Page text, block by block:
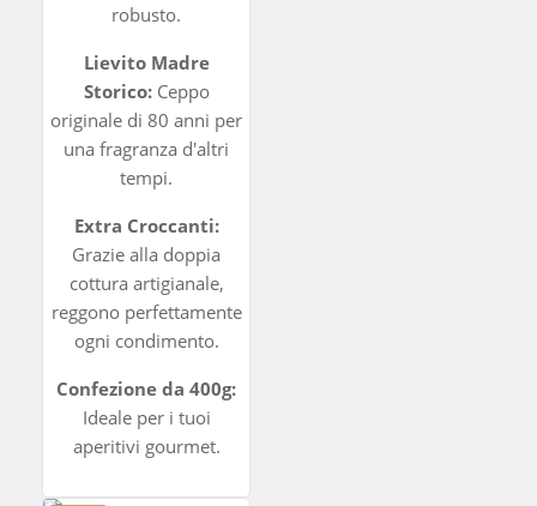
robusto.
Lievito Madre
Storico:Ceppo
originale di 80 anni per
una fragranza d'altri
tempi.
Extra Croccanti:
Grazie alla doppia
cottura artigianale,
reggono perfettamente
ogni condimento.
Confezione da 400g:
Ideale per i tuoi
aperitivi gourmet.